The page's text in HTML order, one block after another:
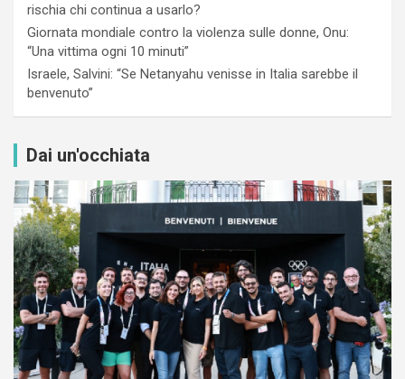
rischia chi continua a usarlo?
Giornata mondiale contro la violenza sulle donne, Onu:
“Una vittima ogni 10 minuti”
Israele, Salvini: “Se Netanyahu venisse in Italia sarebbe il
benvenuto”
Dai un'occhiata